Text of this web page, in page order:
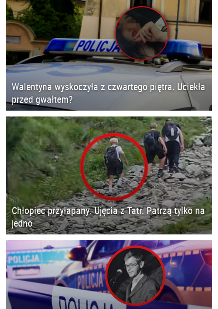
Walentyna wyskoczyła z czwartego piętra. Uciekła
przed gwałtem?
Chłopiec przyłapany. Ujęcia z Tatr. Patrzą tylko na
jedno